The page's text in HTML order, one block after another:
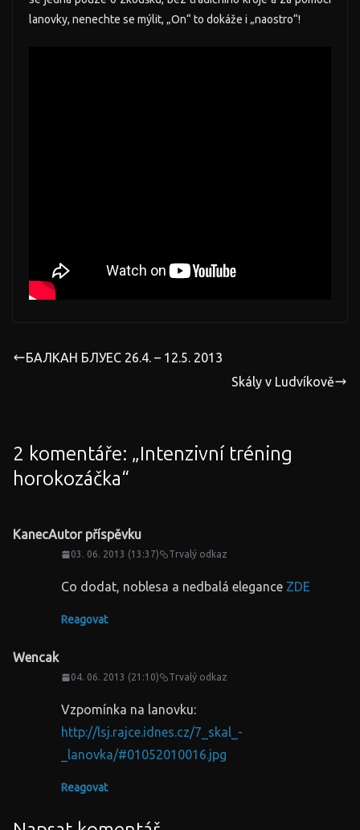
lanovky, nenechte se mýlit, „On“ to dokáže i „naostro“!
БAЛКAH БЛУEC 26.4. – 12.5. 2013
Skály v Ludvíkově
2 komentáře: „Intenzivní tréning
horokozáčka“
KanecAutor příspěvku
03. 06. 2013 (13:37) Trvalý odkaz
Co dodat, noblesa a nedbalá elegance ZDE
Reagovat
Wencak
04. 06. 2013 (21:10) Trvalý odkaz
Vzpomínka na lanovku:
http://lsj.rajce.idnes.cz/7_skal_-
_lanovka/#01052010016.jpg
Reagovat